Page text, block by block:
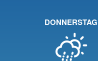
DONNERSTAG